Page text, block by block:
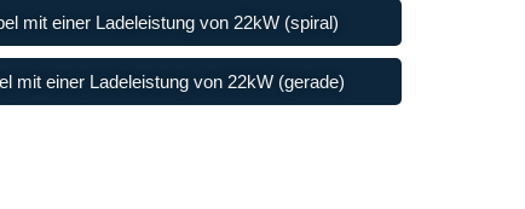
mit einer Ladeleistung von 22kW (spiral)
mit einer Ladeleistung von 22kW (gerade)